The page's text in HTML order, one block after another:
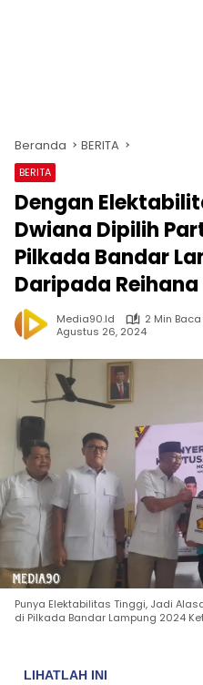
Beranda BERITA
BERITA
Dengan
Dwiana Dipilih
Pilkada Bandar
Daripada Reihana
Media90.id
2 Min Baca
Agustus 26, 2024
Punya Elektabilitas Tinggi, Jadi
di Pilkada Bandar Lampung 2024